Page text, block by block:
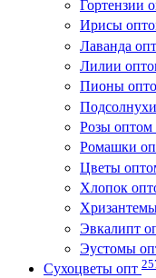
Гортензии
Ирисы
Лаванда
Лилии
Пионы
Розы оптом
Ромашки
Цветы
Хлопок
Эвкалипт
Эустомы
Сухоцветы опт